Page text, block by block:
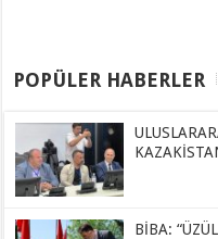
POPÜLER HABERLER
ULUSLARARASI 1. MEDYA VE
BİBA: